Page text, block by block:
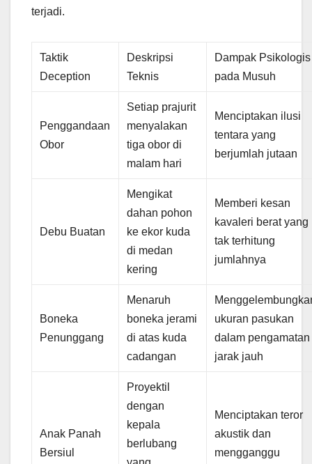
terjadi.
Taktik
Deception
Deskripsi
Teknis
Dampak Psikologis
pada Musuh
Penggandaan
Obor
Setiap prajurit
menyalakan
tiga obor di
malam hari
Menciptakan ilusi
tentara yang
berjumlah jutaan
Debu Buatan
Mengikat
dahan pohon
ke ekor kuda
di medan
kering
Memberi kesan
kavaleri berat yang
tak terhitung
jumlahnya
Boneka
Penunggang
Menaruh
boneka jerami
di atas kuda
cadangan
ukuran pasukan
dalam pengamatan
jarak jauh
Anak Panah
Bersiul
Proyektil
dengan
kepala
berlubang
Menciptakan teror
akustik dan
mengganggu